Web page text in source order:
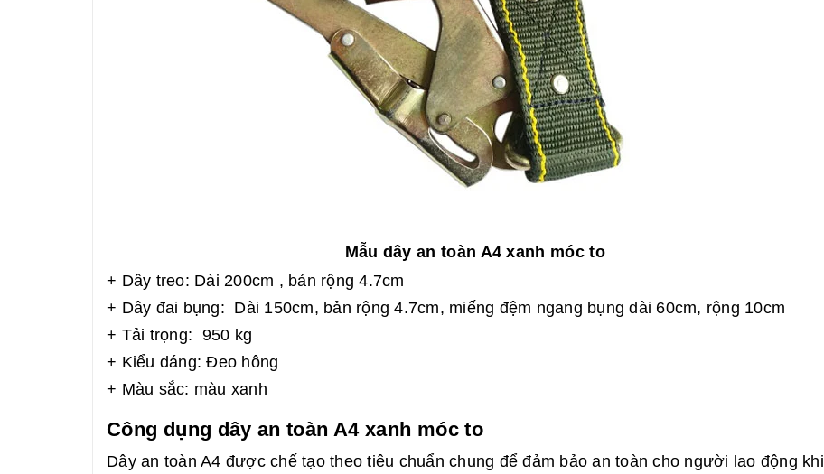
Mẫu dây an toàn A4 xanh móc to
+ Dây treo: Dài 200cm , bản rộng 4.7cm
+ Dây đai bụng: Dài 150cm, bản rộng 4.7cm, miếng đệm ngang bụng dài 60cm, rộng 10cm
+ Tải trọng: 950 kg
+ Kiểu dáng: Đeo hông
+ Màu sắc: màu xanh
Công dụng dây an toàn A4 xanh móc to
Dây an toàn A4 được chế tạo theo tiêu chuẩn chung để đảm bảo an toàn cho người lao động khi